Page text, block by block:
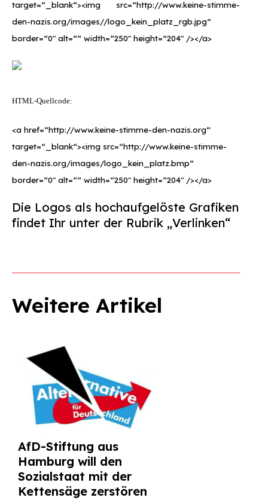
target=“_blank“><img src=“http://www.keine-stimme-
den-nazis.org/images//logo_kein_platz_rgb.jpg“
border=“0″ alt=““ width=“250″ height=“204″ /></a>
HTML-Quellcode:
<a href=“http://www.keine-stimme-den-nazis.org“
target=“_blank“><img src=“http://www.keine-stimme-
den-nazis.org/images/logo_kein_platz.bmp“
border=“0″ alt=““ width=“250″ height=“204″ /></a>
Die Logos als hochaufgelöste Grafiken
findet Ihr unter der Rubrik „Verlinken“
Weitere Artikel
AfD-Stiftung aus
Hamburg will den
Sozialstaat mit der
Kettensäge zerstören